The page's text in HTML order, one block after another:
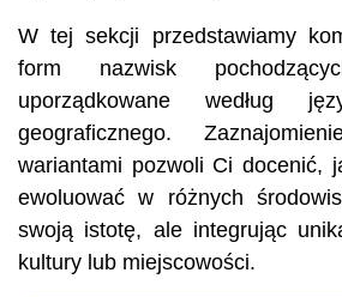
W tej sekcji przedstawiamy
form nazwisk
uporządkowane według
geograficznego.
wariantami pozwoli Ci docenić,
ewoluować w różnych
swoją istotę, ale integrując
kultury lub miejscowości.